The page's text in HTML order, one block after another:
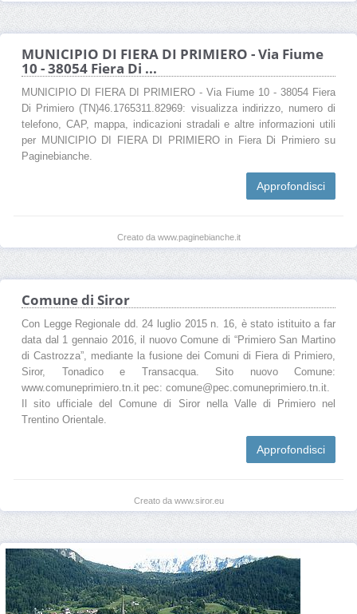
MUNICIPIO DI FIERA DI PRIMIERO - Via Fiume
10 - 38054 Fiera Di ...
MUNICIPIO DI FIERA DI PRIMIERO - Via Fiume 10 - 38054 Fiera
Di Primiero (TN)46.1765311.82969: visualizza indirizzo, numero di
telefono, CAP, mappa, indicazioni stradali e altre informazioni utili
per MUNICIPIO DI FIERA DI PRIMIERO in Fiera Di Primiero su
Paginebianche.
Approfondisci
Creato da www.paginebianche.it
Comune di Siror
Con Legge Regionale dd. 24 luglio 2015 n. 16, è stato istituito a far
data dal 1 gennaio 2016, il nuovo Comune di “Primiero San Martino
di Castrozza”, mediante la fusione dei Comuni di Fiera di Primiero,
Siror, Tonadico e Transacqua. Sito nuovo Comune:
www.comuneprimiero.tn.it pec: comune@pec.comuneprimiero.tn.it.
Il sito ufficiale del Comune di Siror nella Valle di Primiero nel
Trentino Orientale.
Approfondisci
Creato da www.siror.eu